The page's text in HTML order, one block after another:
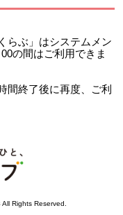
らぶ」はシステムメン
の間はご利用できま
間終了後に再度、ご利
Rights Reserved.